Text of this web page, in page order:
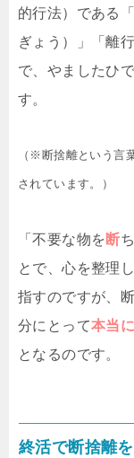
的行法）である
ぎょう）」「離
で、やましたひ
す。
（※断捨離という言
されています。）
「不要な物を断
とで、心を整理
指すのですが、
分にとって本当
となるのです。
終活で断捨離